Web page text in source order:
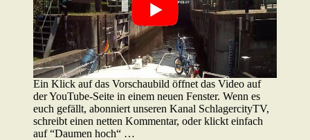
Ein Klick auf das Vorschaubild öffnet das Video auf
der YouTube-Seite in einem neuen Fenster. Wenn es
euch gefällt, abonniert unseren Kanal SchlagercityTV,
schreibt einen netten Kommentar, oder klickt einfach
auf “Daumen hoch“ …